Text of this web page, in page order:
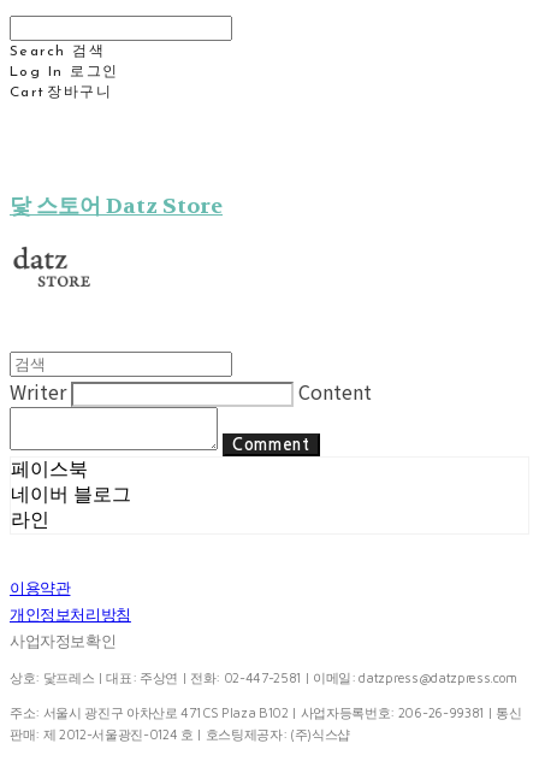
Search
검색
Log In
로그인
Cart 장바구니
닻 스토어 Datz Store
Writer Content
Comment
페이스북
네이버 블로그
라인
이용약관
개인정보처리방침
사업자정보확인
상호: 닻프레스 | 대표: 주상연 | 전화: 02-447-2581 | 이메일:datzpress@datzpress.com
주소: 서울시 광진구 아차산로 471 CS Plaza B102 | 사업자등록번호: 206-26-99381 | 통신
판매: 제 2012-서울광진-0124 호 | 호스팅제공자: (주)식스샵